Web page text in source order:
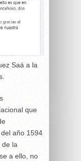
Saá a la
que
año 1594
de la
a ello, no